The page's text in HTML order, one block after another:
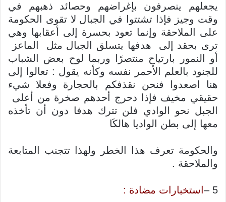
يجعلهم ينصرفون بإغراضهم وحصائد ذهبهم في
وقت وجيز فإذا تشتتوا في الجبال لا تقوى الحكومة
على الملاحقة وإنما تعود بحسرة إلى أعقابها وهي
ترى بحقد إلى هدفها يتسلق الجبال مثل الماعز
أو النمور بارتياح منتصرًا وربما لوح بعض الشباب
للجنود بالعلم الأحمر نفسه وكأنه يقول : تعالوا إلى
هنا اصعدوا فنحن نقذفكم بالحجارة وفعلا شيء
حقيقي مخيف فإذا دحرج أحدهم صخرة من أعلى
الجبل نحو الوادي فلن تترك هدفا دون أن تأخذه
معها إلى بطن الواديا هالكَا
والحكومة تعرف هذا الخطر ولهذا تتجنب المتابعة
والملاحقة .
5 – استخبارات مضادة :